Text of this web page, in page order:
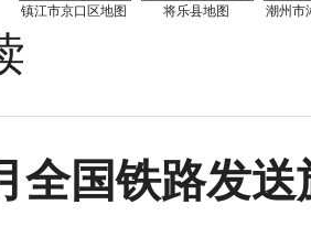
镇江市京口区地图 将乐县地图 潮州市
全国铁路发